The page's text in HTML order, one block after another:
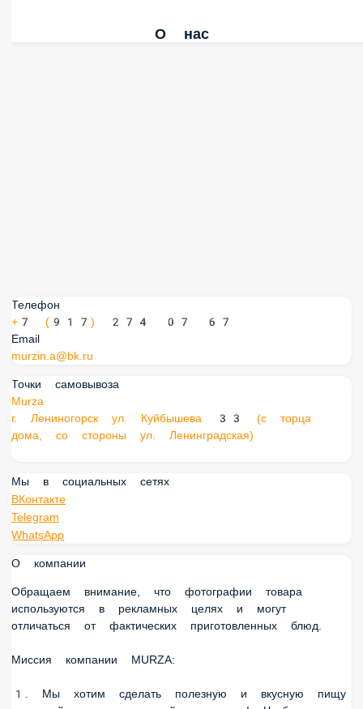
О нас
Телефон
+7 (917) 274 07 67
Email
murzin.a@bk.ru
Точки самовывоза
Murza
г. Лениногорск ул. Куйбышева 33 (с торца
дома, со стороны ул. Ленинградская)
Мы в социальных сетях
ВКонтакте
Telegram
WhatsApp
О компании
Обращаем внимание, что фотографии товара
используются в рекламных целях и могут
отличаться от фактических приготовленных блюд.
Миссия компании MURZA:
1. Мы хотим сделать полезную и вкусную пищу